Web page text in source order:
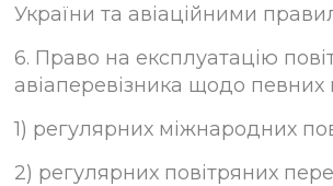
України та авіаційними
6. Право на експлуатацію
авіаперевізника щодо певних
1) регулярних міжнародних
2) регулярних повітряних